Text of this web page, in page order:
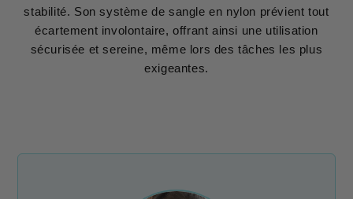
stabilité. Son système de sangle en nylon prévient tout
écartement involontaire, offrant ainsi une utilisation
sécurisée et sereine, même lors des tâches les plus
exigeantes.